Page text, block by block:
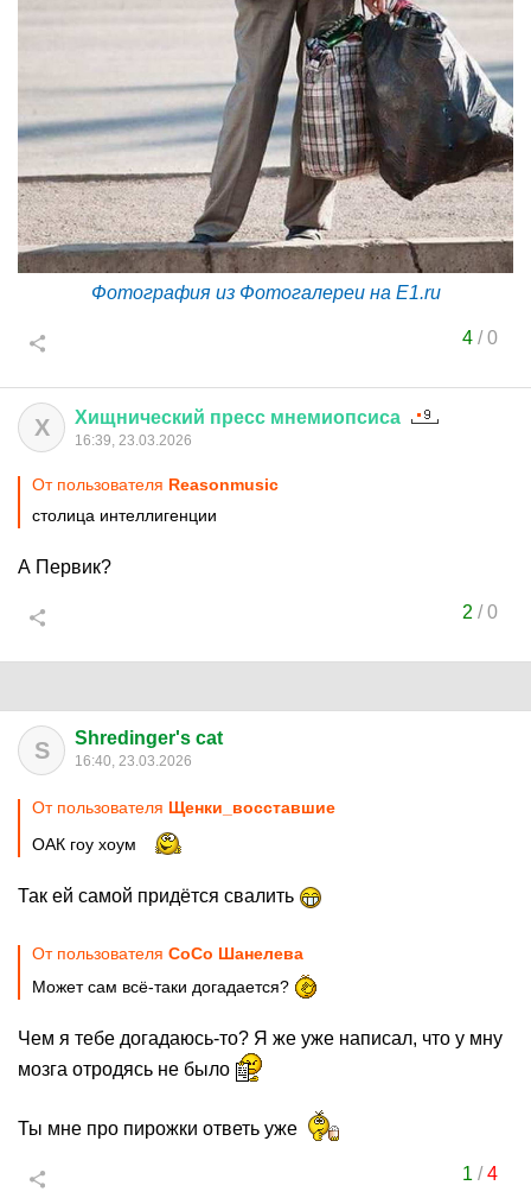
Фотография из Фотогалереи на E1.ru
4/0
Х Хищнический пресс мнемиопсиса
16:39, 23.03.2026
От пользователя Reasonmusic
столица интеллигенции
А Первик?
2 /0
S Shredinger's cat
16:40, 23.03.2026
От пользователя Щенки_восставшие
ОАК гоу хоум
Так ей самой придётся свалить
От пользователя CoCo Шанелева
Может сам всё-таки догадается?
Чем я тебе догадаюсь-то? Я же уже написал, что у мну
мозга отродясь не было
Ты мне про пирожки ответь уже
1 /4